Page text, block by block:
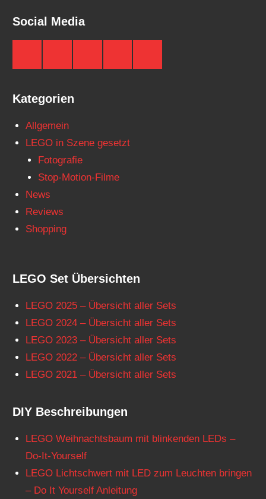
Social Media
Kategorien
Allgemein
LEGO in Szene gesetzt
Fotografie
Stop-Motion-Filme
News
Reviews
Shopping
LEGO Set Übersichten
LEGO 2025 – Übersicht aller Sets
LEGO 2024 – Übersicht aller Sets
LEGO 2023 – Übersicht aller Sets
LEGO 2022 – Übersicht aller Sets
LEGO 2021 – Übersicht aller Sets
DIY Beschreibungen
LEGO Weihnachtsbaum mit blinkenden LEDs –
Do-It-Yourself
LEGO Lichtschwert mit LED zum Leuchten bringen
– Do It Yourself Anleitung